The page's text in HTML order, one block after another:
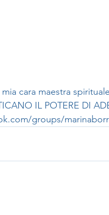
cara maestra
IL POTERE DI
groups/